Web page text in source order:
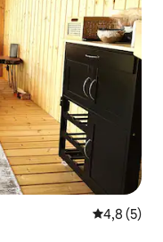
4,8 de
4,8 (5)